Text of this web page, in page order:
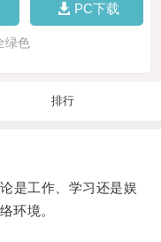
PC下载
绿色
排行
是工作、学习还是娱
环境。